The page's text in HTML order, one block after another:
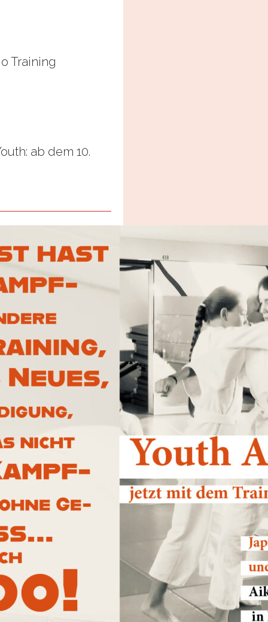
Training
ab dem 10.